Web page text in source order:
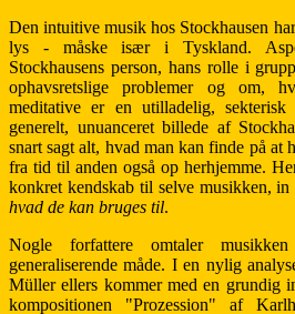
Den intuitive musik hos Stockhausen
lys - måske især i Tyskland.
Stockhausens person, hans rolle i
ophavsretslige problemer og om,
meditative er en utilladelig,
generelt, unuanceret billede af
snart sagt alt, hvad man kan finde på at
fra tid til anden også op herhjemme.
konkret kendskab til selve musikken, in
hvad de kan bruges til.
Nogle forfattere omtaler
generaliserende måde. I en nylig
Müller ellers kommer med en grundig
kompositionen "Prozession" af